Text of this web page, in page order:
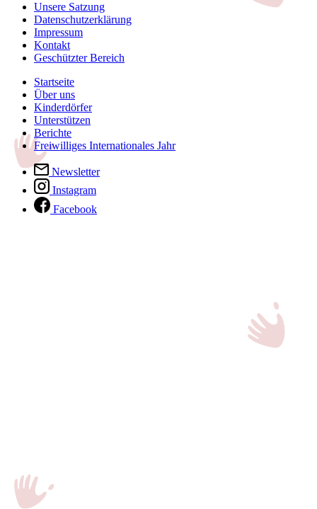
Unsere Satzung
Datenschutzerklärung
Impressum
Kontakt
Geschützter Bereich
Startseite
Über uns
Kinderdörfer
Unterstützen
Berichte
Freiwilliges Internationales Jahr
Newsletter
Instagram
Facebook